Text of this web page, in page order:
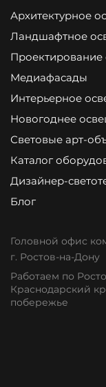
Архитектурное
Ландшафтное
Медиафасады
Интерьерное
Новогоднее
Световые арт-
Каталог
Дизайнер-
Блог
Головной офис
г. Ростов-на-Дону
Работаем по
Краснодарский
побережье